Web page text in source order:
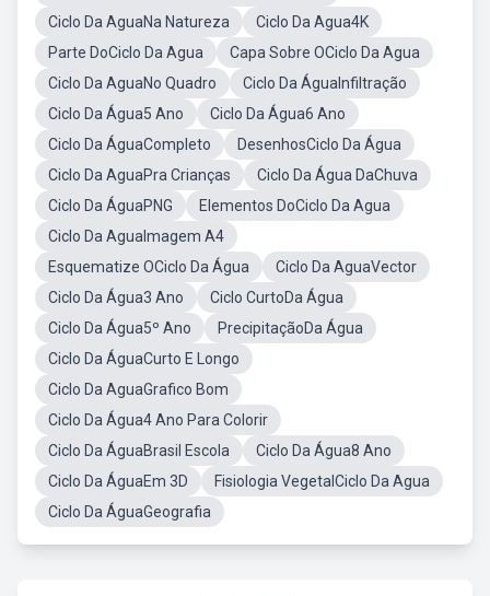
Ciclo Da AguaNa Natureza
Ciclo Da Agua4K
Parte DoCiclo Da Agua
Capa Sobre OCiclo Da Agua
Ciclo Da AguaNo Quadro
Ciclo Da ÁguaInfiltração
Ciclo Da Água5 Ano
Ciclo Da Água6 Ano
Ciclo Da ÁguaCompleto
DesenhosCiclo Da Água
Ciclo Da AguaPra Crianças
Ciclo Da Água DaChuva
Ciclo Da ÁguaPNG
Elementos DoCiclo Da Agua
Ciclo Da AguaImagem A4
Esquematize OCiclo Da Água
Ciclo Da AguaVector
Ciclo Da Água3 Ano
Ciclo CurtoDa Água
Ciclo Da Água5º Ano
PrecipitaçãoDa Água
Ciclo Da ÁguaCurto E Longo
Ciclo Da AguaGrafico Bom
Ciclo Da Água4 Ano Para Colorir
Ciclo Da ÁguaBrasil Escola
Ciclo Da Água8 Ano
Ciclo Da ÁguaEm 3D
Fisiologia VegetalCiclo Da Agua
Ciclo Da ÁguaGeografia